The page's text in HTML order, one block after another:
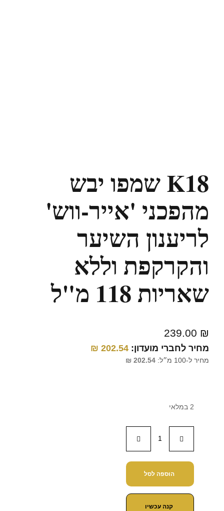
K18 שמפו יבש
מהפכני 'אייר-ווש'
לריענון השיער
והקרקפת וללא
שאריות 118 מ"ל
239.00 ₪
מחיר לחברי מועדון: 202.54
₪
מחיר ל-100 מ״ל: 202.54
₪
2 במלאי
הוספה לסל
קנה עכשיו